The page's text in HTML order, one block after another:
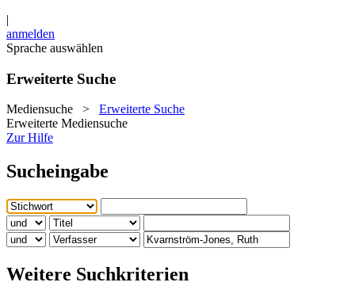
|
anmelden
Sprache auswählen
Erweiterte Suche
Mediensuche > Erweiterte Suche
Erweiterte Mediensuche
Zur Hilfe
Sucheingabe
Weitere Suchkriterien